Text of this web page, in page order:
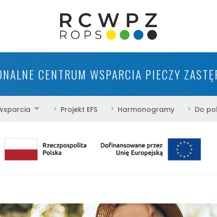
CENTRUM WSPARCIA PIECZY
5 Projekt EFS 5 Harmonogramy 5 Do